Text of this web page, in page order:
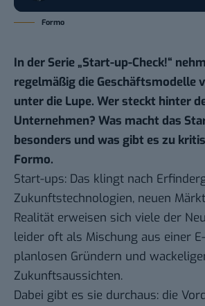
Formo
In der Serie „Start-up-Check!“
regelmäßig die Geschäftsmodelle
unter die Lupe. Wer steckt hinter
Unternehmen? Was macht das
besonders und was gibt es zu
Formo.
Start-ups: Das klingt nach
Zukunftstechnologien, neuen
Realität erweisen sich viele der
leider oft als Mischung aus einer
planlosen Gründern und
Zukunftsaussichten.
Dabei gibt es sie durchaus: die